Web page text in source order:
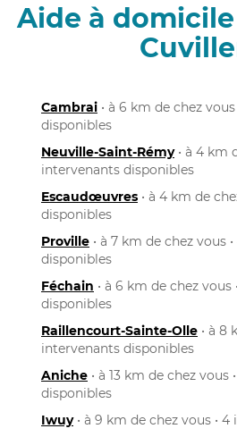
Aide à
Cambrai • à 6 km de chez
disponibles
Neuville-Saint-Rémy• à 4 km
intervenants disponibles
Escaudœuvres • à 4 km de
disponibles
Proville • à 7 km de chez vous
disponibles
Féchain • à 6 km de chez
disponibles
Raillencourt-Sainte-Olle • à 8
intervenants disponibles
Aniche • à 13 km de chez vous
disponibles
Iwuy• à 9 km de chez vous •